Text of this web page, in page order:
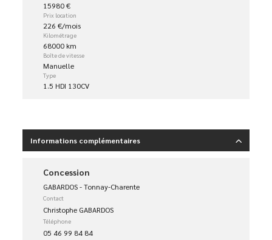
15980 €
Prix location
226 €/mois
Kilométrage
68000 km
Boîte de vitesse
Manuelle
Type
1.5 HDI 130CV
Informations complémentaires
Concession
GABARDOS - Tonnay-Charente
Contact
Christophe GABARDOS
Téléphone
05 46 99 84 84